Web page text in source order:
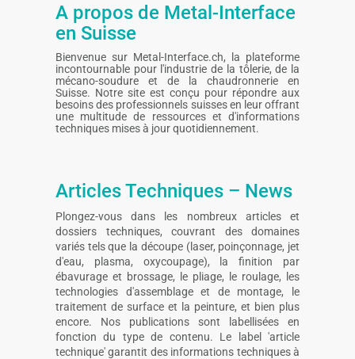
A propos de Metal-Interface
en Suisse
Bienvenue sur Metal-Interface.ch, la plateforme
incontournable pour l'industrie de la tôlerie, de la
mécano-soudure et de la chaudronnerie en
Suisse. Notre site est conçu pour répondre aux
besoins des professionnels suisses en leur offrant
une multitude de ressources et d'informations
techniques mises à jour quotidiennement.
Articles Techniques – News
Plongez-vous dans les nombreux articles et
dossiers techniques, couvrant des domaines
variés tels que la découpe (laser, poinçonnage, jet
d'eau, plasma, oxycoupage), la finition par
ébavurage et brossage, le pliage, le roulage, les
technologies d'assemblage et de montage, le
traitement de surface et la peinture, et bien plus
encore. Nos publications sont labellisées en
fonction du type de contenu. Le label 'article
technique' garantit des informations techniques à